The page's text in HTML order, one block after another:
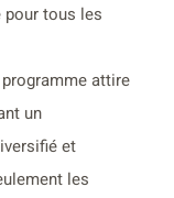
pour tous les
attire
un
et
les